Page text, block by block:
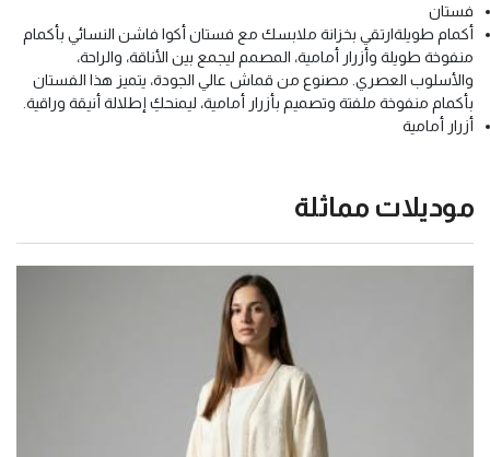
فستان
أكمام طويلةارتقي بخزانة ملابسك مع فستان أكوا فاشن النسائي بأكمام
منفوخة طويلة وأزرار أمامية، المصمم ليجمع بين الأناقة، والراحة،
والأسلوب العصري. مصنوع من قماش عالي الجودة، يتميز هذا الفستان
بأكمام منفوخة ملفتة وتصميم بأزرار أمامية، ليمنحكِ إطلالة أنيقة وراقية.
أزرار أمامية
موديلات مماثلة